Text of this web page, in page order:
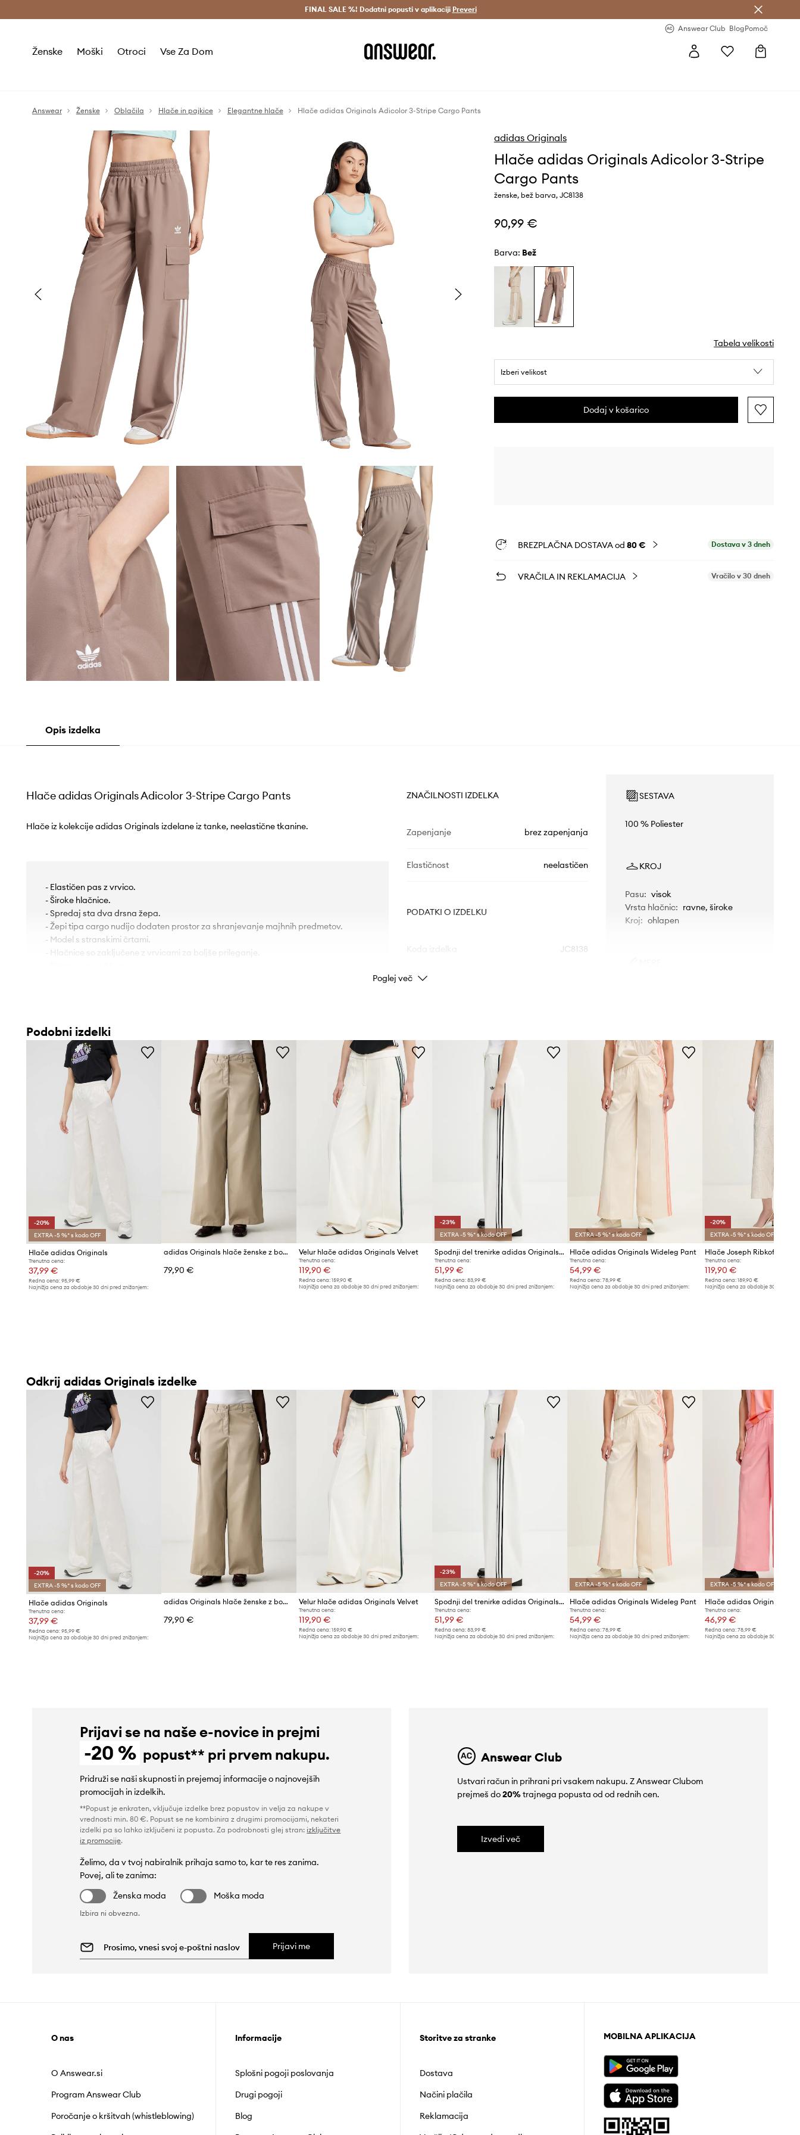
Dostava v 3 dneh > Prihrani z vpisom v Answear Club >
FINAL SALE %! Dodatni popusti v aplikaciji Preveri
Answear Club BlogPomoč
Ženske Moški Otroci Vse Za Dom
Answear Ženske Oblačila Hlače in pajkice Elegantne hlače Hlače adidas Originals Adicolor 3-Stripe Cargo Pants
adidas Originals
Hlače adidas Originals Adicolor 3-Stripe
Cargo Pants
ženske, bež barva, JC8138
90,99 €
Barva: bež
Tabela velikosti
Izberi velikost
Dodaj v košarico
BREZPLAČNA DOSTAVA od 80 € Dostava v 3 dneh
VRAČILA IN REKLAMACIJA Vračilo v 30 dneh
Opis izdelka
Hlače adidas Originals Adicolor 3-Stripe Cargo Pants
Hlače iz kolekcije adidas Originals izdelane iz tanke, neelastične tkanine.
- Elastičen pas z vrvico.
- Široke hlačnice.
- Spredaj sta dva drsna žepa.
- Žepi tipa cargo nudijo dodaten prostor za shranjevanje majhnih predmetov.
- Model s stranskimi črtami.
- Hlačnice so zaključene z vrvicami za boljše prileganje.
ZNAČILNOSTI IZDELKA
Zapenjanje brez zapenjanja
Elastičnost neelastičen
PODATKI O IZDELKU
JC8138
Barva
Proizvajalec
ID izdelka
SESTAVA
100 % Poliester
KROJ
Pasu: visok
Vrsta hlačnic: ravne, široke
Kroj: ohlapen
običajno nosiš.
Tabela velikosti
Poglej več
Podobni izdelki
-20%
EXTRA -5 %* s kodo OFF
Hlače adidas Originals
Trenutna cena:
37,99 €
Redna cena: 95,99 €
Najnižja cena za obdobje 30 dni pred znižanjem:
adidas Originals hlače ženske z bombažem Tailored
79,90 €
Velur hlače adidas Originals Velvet
Trenutna cena:
119,90 €
Redna cena: 159,90 €
Najnižja cena za obdobje 30 dni pred znižanjem:
-23%
EXTRA -5 %* s kodo OFF
Spodnji del trenirke adidas Originals Manager Pants
Trenutna cena:
51,99 €
Redna cena: 83,99 €
Najnižja cena za obdobje 30 dni pred znižanjem:
EXTRA -5 %* s kodo OFF
Hlače adidas Originals Wideleg Pant
Trenutna cena:
54,99 €
Redna cena:78,99 €
Najnižja cena za obdobje 30 dni pred znižanjem:
-20%
EXTRA -5 %* s kodo OFF
Hlače Joseph Ribkoff
Trenutna cena:
119,90 €
Redna cena: 189,90 €
Najnižja cena za obdobje 30 dni pred
Odkrij adidas Originals izdelke
-20%
EXTRA -5 %* s kodo OFF
Hlače adidas Originals
Trenutna cena:
37,99 €
Redna cena: 95,99 €
Najnižja cena za obdobje 30 dni pred znižanjem:
adidas Originals hlače ženske z bombažem Tailored
79,90 €
Velur hlače adidas Originals Velvet
Trenutna cena:
119,90 €
Redna cena: 159,90 €
Najnižja cena za obdobje 30 dni pred znižanjem:
-23%
EXTRA -5 %* s kodo OFF
Spodnji del trenirke adidas Originals Manager Pants
Trenutna cena:
51,99 €
Redna cena: 83,99 €
Najnižja cena za obdobje 30 dni pred znižanjem:
EXTRA -5 %* s kodo OFF
Hlače adidas Originals Wideleg Pant
Trenutna cena:
54,99 €
Redna cena:78,99 €
Najnižja cena za obdobje 30 dni pred znižanjem:
EXTRA -5 %* s kodo OFF
Hlače adidas Originals
Trenutna cena:
46,99 €
Redna cena: 78,99 €
Najnižja cena za obdobje 30 dni pred
Prijavi se na naše e-novice in prejmi
-20 % popust** pri prvem nakupu.
Pridruži se naši skupnosti in prejemaj informacije o najnovejših
promocijah in izdelkih.
**Popust je enkraten, vključuje izdelke brez popustov in velja za nakupe v
vrednosti min. 80 €. Popust se ne kombinira z drugimi promocijami, nekateri
izdelki pa so lahko izključeni iz popusta. Za podrobnosti glej stran: izključitve
iz promocije.
Želimo, da v tvoj nabiralnik prihaja samo to, kar te res zanima.
Povej, ali te zanima:
Ženska moda
Moška moda
Izbira ni obvezna.
Prijavi me
Answear Club
Ustvari račun in prihrani pri vsakem nakupu. Z Answear Clubom
prejmeš do20%trajnega popusta od od rednih cen.
Izvedi več
O nas
O Answear.si
Program Answear Club
Poročanje o kršitvah (whistleblowing)
Informacije
Splošni pogoji poslovanja
Drugi pogoji
Blog
Storitve za stranke
Dostava
Načini plačila
Reklamacija
MOBILNA APLIKACIJA